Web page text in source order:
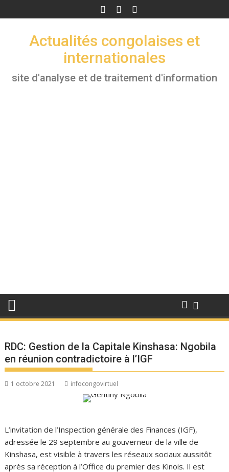
to
Actualités congolaises et
internationales
site d'analyse et de traitement d'information
RDC: Gestion de la Capitale Kinshasa: Ngobila
en réunion contradictoire à l’IGF
1 octobre 2021 infocongovirtuel
L’invitation de l’Inspection générale des Finances (IGF),
adressée le 29 septembre au gouverneur de la ville de
Kinshasa, est visible à travers les réseaux sociaux aussitôt
après sa réception à l’Office du premier des Kinois. Il est